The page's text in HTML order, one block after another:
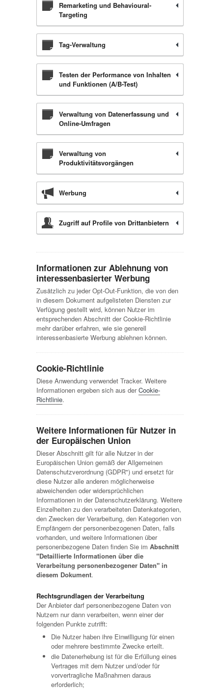
Remarketing und Behavioural-
Targeting
Tag-Verwaltung
Testen der Performance von Inhalten
und Funktionen (A/B-Test)
Verwaltung von Datenerfassung und
Online-Umfragen
Verwaltung von
Produktivitätsvorgängen
Werbung
Zugriff auf Profile von Drittanbietern
Informationen zur Ablehnung von
interessenbasierter Werbung
Zusätzlich zu jeder Opt-Out-Funktion, die von den
in diesem Dokument aufgelisteten Diensten zur
Verfügung gestellt wird, können Nutzer im
entsprechenden Abschnitt der Cookie-Richtlinie
mehr darüber erfahren, wie sie generell
interessenbasierte Werbung ablehnen können.
Cookie-Richtlinie
Diese Anwendung verwendet Tracker. Weitere
Informationen ergeben sich aus derCookie-
Richtlinie.
Weitere Informationen für Nutzer in
der Europäischen Union
Dieser Abschnitt gilt für alle Nutzer in der
Europäischen Union gemäß der Allgemeinen
Datenschutzverordnung (GDPR") und ersetzt für
diese Nutzer alle anderen möglicherweise
abweichenden oder widersprüchlichen
Informationen in der Datenschutzerklärung. Weitere
Einzelheiten zu den verarbeiteten Datenkategorien,
den Zwecken der Verarbeitung, den Kategorien von
Empfängern der personenbezogenen Daten, falls
vorhanden, und weitere Informationen über
personenbezogene Daten finden Sie im Abschnitt
"Detaillierte Informationen über die
Verarbeitung personenbezogener Daten" in
diesem Dokument.
Rechtsgrundlagen der Verarbeitung
Der Anbieter darf personenbezogene Daten von
Nutzern nur dann verarbeiten, wenn einer der
folgenden Punkte zutrifft:
Die Nutzer haben ihre Einwilligung für einen
oder mehrere bestimmte Zwecke erteilt.
die Datenerhebung ist für die Erfüllung eines
Vertrages mit dem Nutzer und/oder für
vorvertragliche Maßnahmen daraus
erforderlich;